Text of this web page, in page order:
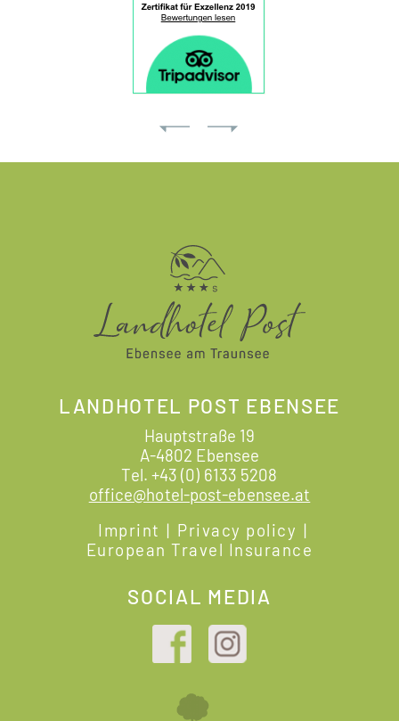
LANDHOTEL POST EBENSEE
Hauptstraße 19
A-4802 Ebensee
Tel. +43 (0) 6133 5208
office@hotel-post-ebensee.at
Imprint | Privacy policy |
European Travel Insurance
SOCIAL MEDIA